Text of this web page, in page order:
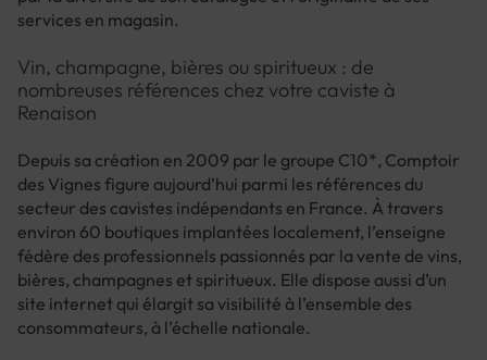
services en magasin.
Vin, champagne, bières ou spiritueux : de
nombreuses références chez votre caviste à
Renaison
Depuis sa création en 2009 par le groupe C10*, Comptoir
des Vignes figure aujourd’hui parmi les références du
secteur des cavistes indépendants en France. À travers
environ 60 boutiques implantées localement, l’enseigne
fédère des professionnels passionnés par la vente de vins,
bières, champagnes et spiritueux. Elle dispose aussi d’un
site internet qui élargit sa visibilité à l’ensemble des
consommateurs, à l’échelle nationale.